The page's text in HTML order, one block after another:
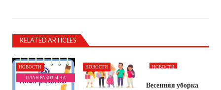
RELATED ARTICLES
НОВОСТИ
ПЛАН РАБОТЫ НА
НЕДЕЛЮ
НОВОСТИ НОВОСТИ
Весенняя уборка